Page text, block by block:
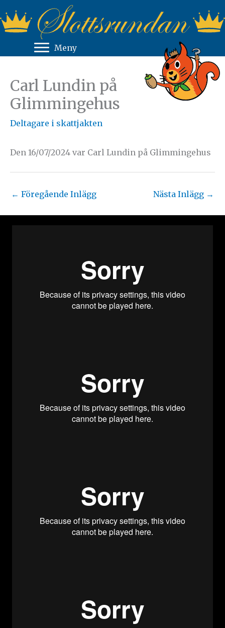
till
innehåll
Meny
Carl Lundin på
Glimmingehus
Deltagare i skattjakten
Den 16/07/2024 var Carl Lundin på Glimmingehus
← Föregående Inlägg Nästa Inlägg →